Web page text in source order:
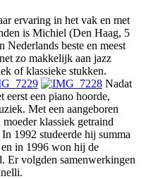
ervaring in het vak en met
is Michiel (Den Haag, 5
Nederlands beste en meest
zo makkelijk aan jazz
of klassieke stukken.
Nadat
een piano hoorde,
Met een aangeboren
klassiek getraind
1992 studeerde hij summa
in 1996 won hij de
Er volgden samenwerkingen